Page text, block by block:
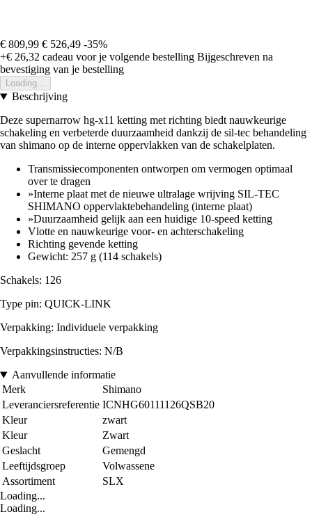
€ 809,99 € 526,49 -35%
+€ 26,32 cadeau voor je volgende bestelling Bijgeschreven na
bevestiging van je bestelling
Loading...
Beschrijving
Deze supernarrow hg-x11 ketting met richting biedt nauwkeurige
schakeling en verbeterde duurzaamheid dankzij de sil-tec behandeling
van shimano op de interne oppervlakken van de schakelplaten.
Transmissiecomponenten ontworpen om vermogen optimaal
over te dragen
»Interne plaat met de nieuwe ultralage wrijving SIL-TEC
SHIMANO oppervlaktebehandeling (interne plaat)
»Duurzaamheid gelijk aan een huidige 10-speed ketting
Vlotte en nauwkeurige voor- en achterschakeling
Richting gevende ketting
Gewicht: 257 g (114 schakels)
Schakels: 126
Type pin: QUICK-LINK
Verpakking: Individuele verpakking
Verpakkingsinstructies: N/B
Aanvullende informatie
Merk
Shimano
Leveranciersreferentie ICNHG60111126QSB20
Kleur
zwart
Kleur
Zwart
Geslacht
Gemengd
Leeftijdsgroep
Volwassene
Assortiment
SLX
Loading...
Loading...